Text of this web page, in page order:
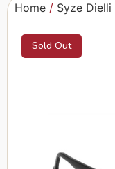
Home / Syze Dielli
Sold Out